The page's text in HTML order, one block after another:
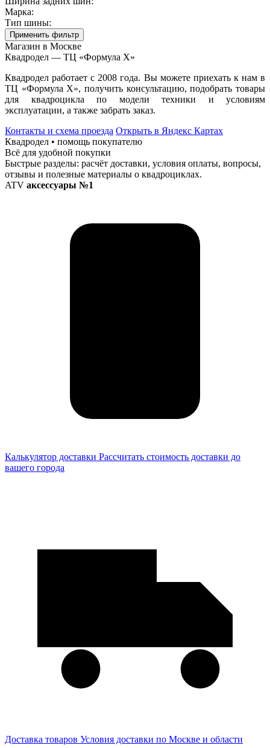
Марка:
Тип шины:
Применить фильтр
Магазин в Москве
Квадродел — ТЦ «Формула Х»
Квадродел работает с 2008 года. Вы можете приехать к нам в
ТЦ «Формула Х», получить консультацию, подобрать товары
для квадроцикла по модели техники и условиям
эксплуатации, а также забрать заказ.
Контакты и схема проезда Открыть в Яндекс Картах
Квадродел • помощь покупателю
Всё для удобной покупки
Быстрые разделы: расчёт доставки, условия оплаты, вопросы,
отзывы и полезные материалы о квадроциклах.
ATV аксессуары №1
Калькулятор доставки Рассчитать стоимость доставки до
вашего города
Доставка товаров Условия доставки по Москве и области